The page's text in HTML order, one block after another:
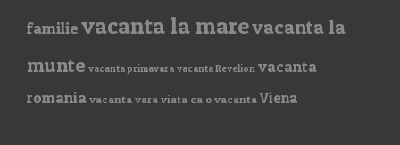
familievacanta la marevacanta la
munte vacanta primavara vacanta Revelion vacanta
romania vacanta vara viata ca o vacanta Viena